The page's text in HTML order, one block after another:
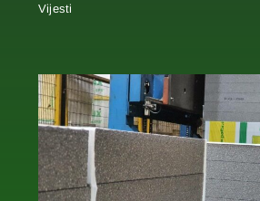
Vijesti